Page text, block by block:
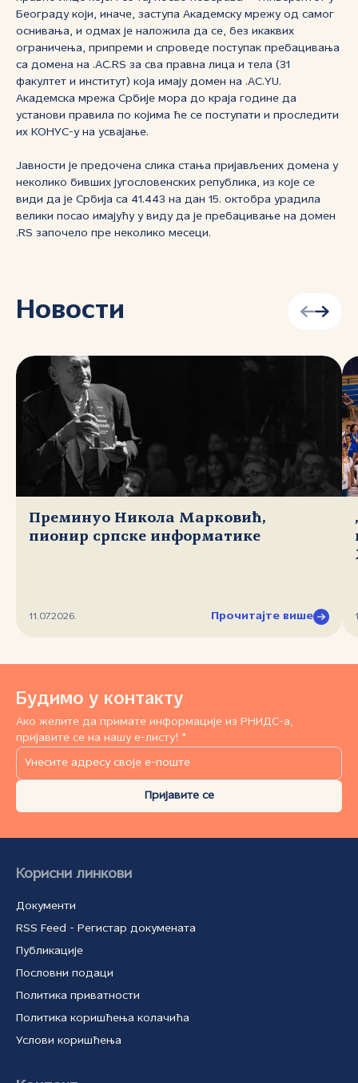
Београду који, иначе, заступа Академску мрежу од самог
оснивања, и одмах је наложила да се, без икаквих
ограничења, припреми и спроведе поступак пребацивања
са домена на .AC.RS за сва правна лица и тела (31
факултет и институт) која имају домен на .AC.YU.
Академска мрежа Србије мора до краја године да
установи правила по којима ће се поступати и проследити
их КОНУС-у на усвајање.
Јавности је предочена слика стања пријављених домена у
неколико бивших југословенских република, из које се
види да је Србија са 41.443 на дан 15. октобра урадила
велики посао имајућу у виду да је пребацивање на домен
.RS започело пре неколико месеци.
Новости
Преминуо Никола Марковић,
пионир српске информатике
11.07.2026. Прочитајте више
Будимо у контакту
Ако желите да примате информације из РНИДС-а,
пријавите се на нашу е-листу! *
Пријавите се
Корисни линкови
Документи
RSS Feed - Регистар докумената
Публикације
Пословни подаци
Политика приватности
Политика коришћења колачића
Услови коришћења